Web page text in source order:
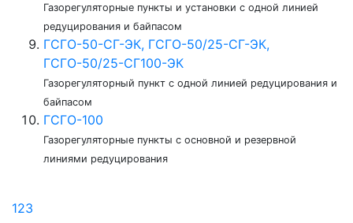
Газорегуляторные пункты и установки с одной линией
редуцирования и байпасом
ГСГО-50-СГ-ЭК, ГСГО-50/25-СГ-ЭК,
ГСГО-50/25-СГ100-ЭК
Газорегуляторный пункт с одной линией редуцирования и
байпасом
ГСГО-100
Газорегуляторные пункты с основной и резервной
линиями редуцирования
123